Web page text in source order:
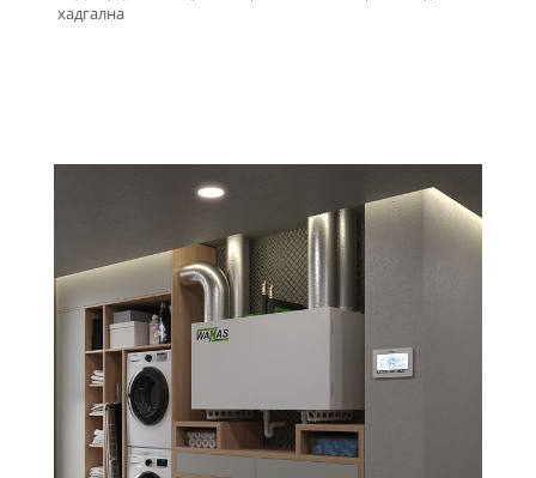
хадгална